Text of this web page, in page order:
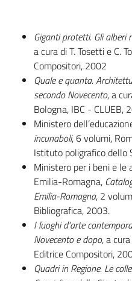
memoria
Seguici
Assemblea
legislativa
Giganti protetti. Gli alberi
a cura di T. Tosetti e C.
Compositori, 2002
Quale e quanta.
secondo Novecento, a
Bologna, IBC - CLUEB,
Ministero
incunaboli, 6 volumi,
Istituto poligrafico
Ministero per i beni e
Emilia-Romagna,
Emilia-Romagna, 2
Bibliografica, 2003.
I luoghi d’arte
Novecento e dopo, a
Editrice Compositori,
Quadri in Regione. Le